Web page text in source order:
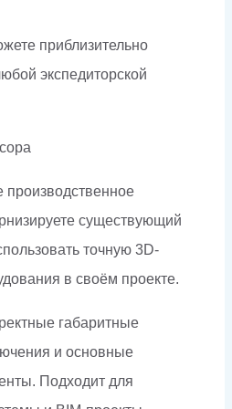
приблизительно
экспедиторской
производственное
существующий
точную 3D-
в своём проекте.
габаритные
и основные
Подходит для